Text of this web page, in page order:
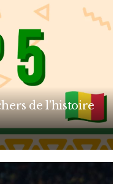
de l’histoire